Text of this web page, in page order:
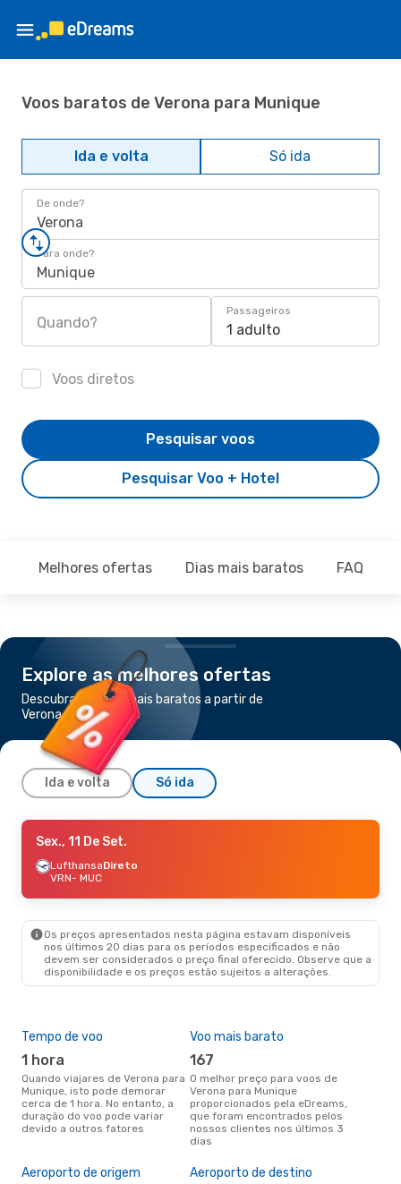
Voos baratos de Verona para Munique
Ida e volta Só ida
De onde?
Verona
Para onde?
Munique
Quando?
Passageiros
1 adulto
Voos diretos
Pesquisar Voo + Hotel
Pesquisar voos
Melhores ofertas Dias mais baratos FAQ
Explore as melhores ofertas
Descubra os voos mais baratos a partir de
Verona para Munique
Ida e volta Só ida
Sex., 2 De Out.- Dom., 4 De Out.
Air DolomitiDireto
VRN- MUC
MUC- VRN
Sex., 11 De Set.
LufthansaDireto
VRN- MUC
Os preços apresentados nesta página estavam disponíveis
nos últimos 20 dias para os períodos especificados e não
devem ser considerados o preço final oferecido. Observe que a
disponibilidade e os preços estão sujeitos a alterações.
Tempo de voo
1 hora
Quando viajares de Verona para
Munique, isto pode demorar
cerca de 1 hora. No entanto, a
duração do voo pode variar
devido a outros fatores
Voo mais barato
167
O melhor preço para voos de
Verona para Munique
proporcionados pela eDreams,
que foram encontrados pelos
nossos clientes nos últimos 3
dias
Aeroporto de origem Aeroporto de destino